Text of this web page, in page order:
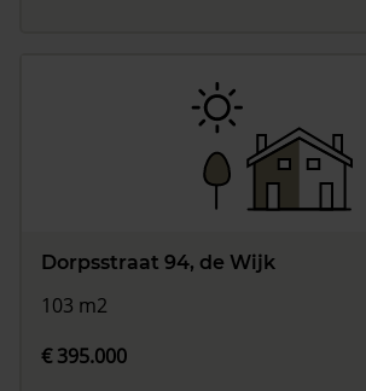
Dorpsstraat 94, de Wijk
103 m2
€ 395.000